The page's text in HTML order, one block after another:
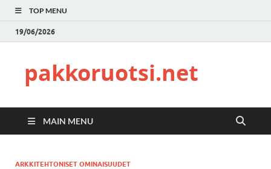
TOP MENU
19/06/2026
pakkoruotsi.net
MAIN MENU
ARKKITEHTONISET OMINAISUUDET